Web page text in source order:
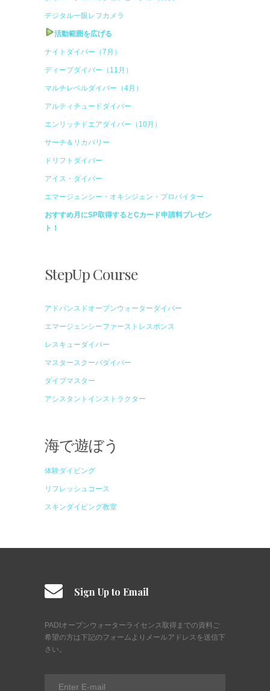
デジタル一眼レフカメラ
活動範囲を広げる
ナイトダイバー（7月）
ディープダイバー（11月）
マルチレベルダイバー（4月）
アルティチュードダイバー
エンリッチドエアダイバー（10月）
サーチ＆リカバリー
ドリフトダイバー
アイス・ダイバー
エマージェンシー・オキシジェン・プロバイター
おすすめ月にSP取得するとCカード申請料プレゼン
ト！
StepUp Course
アドバンスドオープンウォーターダイバー
エマージェンシーファーストレスポンス
レスキューダイバー
マスタースクーバダイバー
ダイブマスター
アシスタントインストラクター
海で遊ぼう
体験ダイビング
リフレッシュコース
スキンダイビング教室
Sign Up to Email
PADIオープンウォーターライセンス取得までの資料ご
希望の方は下記のフォームよりメールアドレスを送信下
さい。